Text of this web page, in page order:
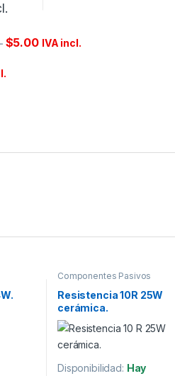
- $5.00 IVA incl.
Componentes Pasivos
Resistencia 10R 25W
cerámica.
Disponibilidad: Hay